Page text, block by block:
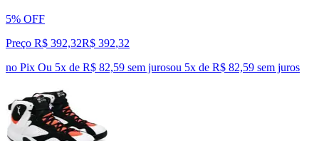
5% OFF
Preço R$ 392,32R$ 392,32
no Pix Ou 5x de R$ 82,59 sem jurosou 5x de R$ 82,59 sem juros